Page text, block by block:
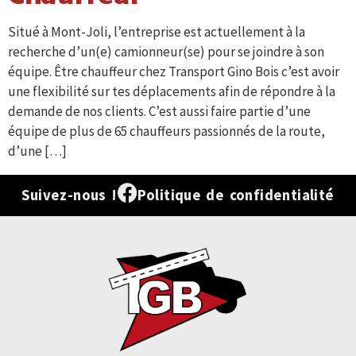
Situé à Mont-Joli, l’entreprise est actuellement à la
recherche d’un(e) camionneur(se) pour se joindre à son
équipe. Être chauffeur chez Transport Gino Bois c’est avoir
une flexibilité sur tes déplacements afin de répondre à la
demande de nos clients. C’est aussi faire partie d’une
équipe de plus de 65 chauffeurs passionnés de la route,
d’une […]
Suivez-nous ! Politique de confidentialité